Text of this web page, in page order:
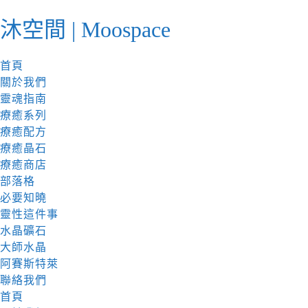
至
內
容
沐空間 | Moospace
首頁
關於我們
靈魂指南
療癒系列
療癒配方
療癒晶石
療癒商店
部落格
必要知曉
靈性這件事
水晶礦石
大師水晶
阿賽斯特萊
聯絡我們
首頁